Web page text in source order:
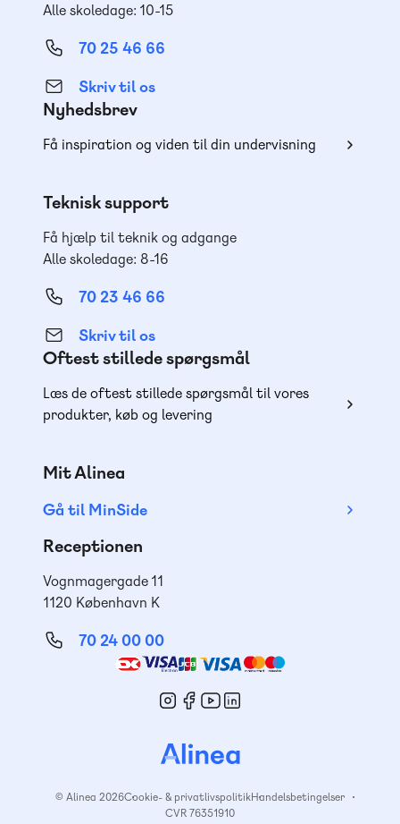
Alle skoledage: 10-15
70 25 46 66
Skriv til os
Nyhedsbrev
Få inspiration og viden til din undervisning
Teknisk support
Få hjælp til teknik og adgange
Alle skoledage: 8-16
70 23 46 66
Skriv til os
Oftest stillede spørgsmål
Læs de oftest stillede spørgsmål til vores
produkter, køb og levering
Mit Alinea
Gå til MinSide
Receptionen
Vognmagergade 11
1120 København K
70 24 00 00
© Alinea 2026Cookie- & privatlivspolitikHandelsbetingelser
CVR 76351910